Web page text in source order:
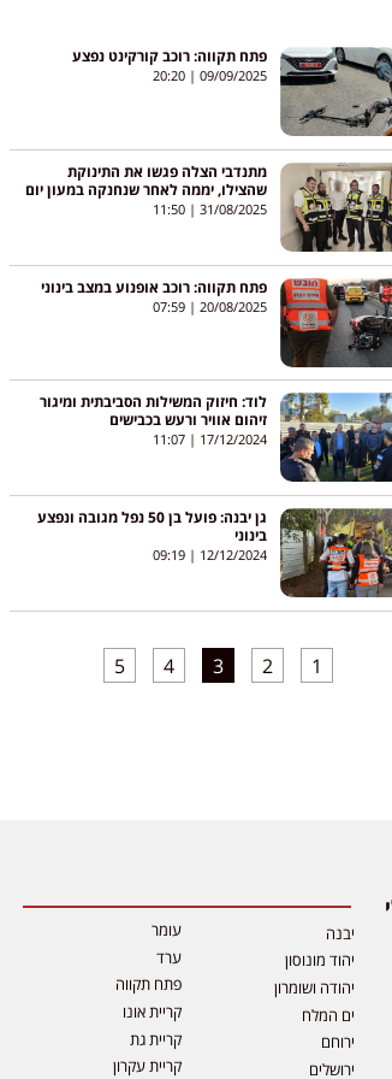
פתח תקווה: רוכב קורקינט נפצע
09/09/2025
מתנדבי הצלה פגשו את התינוקת
שהצילו, יממה לאחר שנחנקה במעון יום
31/08/2025
פתח תקווה: רוכב אופנוע במצב בינוני
20/08/2025
לוד: חיזוק המשילות הסביבתית ומיגור
זיהום אוויר ורעש בכבישים
17/12/2024
גן יבנה: פועל בן 50 נפל מגובה ונפצע
בינוני
12/12/2024
1
2
3
4
5
יבנה
יהוד מונוסון
יהודה ושומרון
ים המלח
ירוחם
ירושלים
עומר
ערד
פתח תקווה
קריית אונו
קריית גת
קריית עקרון